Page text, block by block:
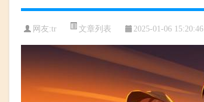
网友:tr 文章列表 2025-01-06 15:20:46